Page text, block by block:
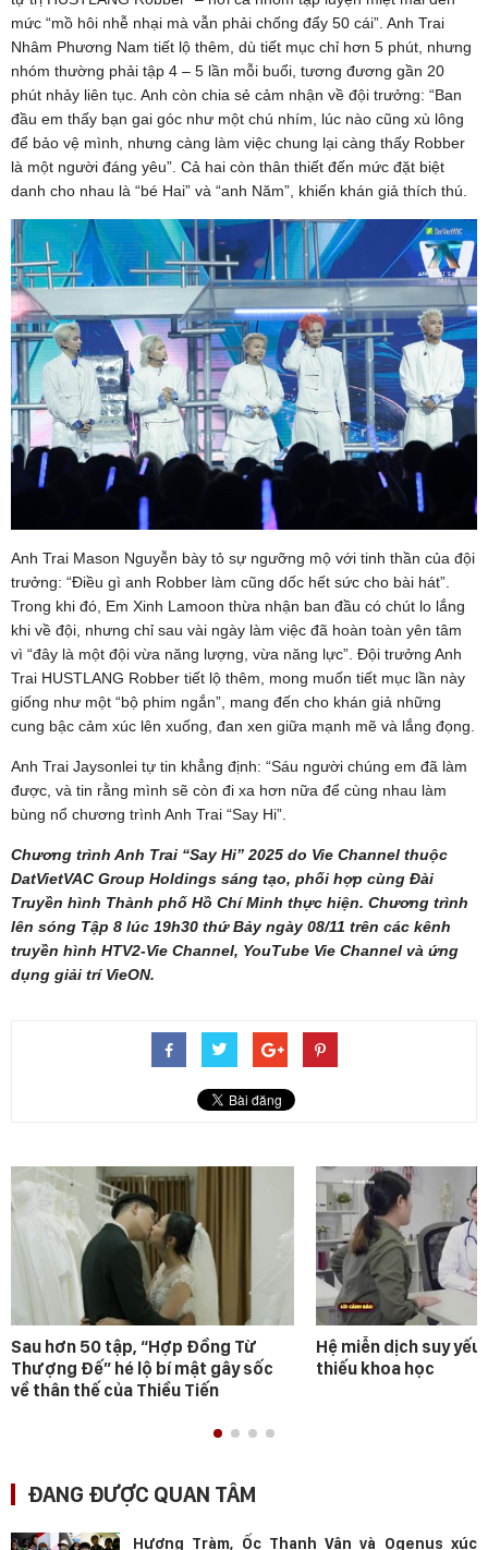
mức “mồ hôi nhễ nhại mà vẫn phải chống đẩy 50 cái”. Anh Trai
Nhâm Phương Nam tiết lộ thêm, dù tiết mục chỉ hơn 5 phút, nhưng
nhóm thường phải tập 4 – 5 lần mỗi buổi, tương đương gần 20
phút nhảy liên tục. Anh còn chia sẻ cảm nhận về đội trưởng: “Ban
đầu em thấy bạn gai góc như một chú nhím, lúc nào cũng xù lông
để bảo vệ mình, nhưng càng làm việc chung lại càng thấy Robber
là một người đáng yêu”. Cả hai còn thân thiết đến mức đặt biệt
danh cho nhau là “bé Hai” và “anh Năm”, khiến khán giả thích thú.
Anh Trai Mason Nguyễn bày tỏ sự ngưỡng mộ với tinh thần của đội
trưởng: “Điều gì anh Robber làm cũng dốc hết sức cho bài hát”.
Trong khi đó, Em Xinh Lamoon thừa nhận ban đầu có chút lo lắng
khi về đội, nhưng chỉ sau vài ngày làm việc đã hoàn toàn yên tâm
vì “đây là một đội vừa năng lượng, vừa năng lực”. Đội trưởng Anh
Trai HUSTLANG Robber tiết lộ thêm, mong muốn tiết mục lần này
giống như một “bộ phim ngắn”, mang đến cho khán giả những
cung bậc cảm xúc lên xuống, đan xen giữa mạnh mẽ và lắng đọng.
Anh Trai Jaysonlei tự tin khẳng định: “Sáu người chúng em đã làm
được, và tin rằng mình sẽ còn đi xa hơn nữa để cùng nhau làm
bùng nổ chương trình Anh Trai “Say Hi”.
Chương trình Anh Trai “Say Hi” 2025 do Vie Channel thuộc
DatVietVAC Group Holdings sáng tạo, phối hợp cùng Đài
Truyền hình Thành phố Hồ Chí Minh thực hiện. Chương trình
lên sóng Tập 8 lúc 19h30 thứ Bảy ngày 08/11 trên các kênh
truyền hình HTV2-Vie Channel, YouTube Vie Channel và ứng
dụng giải trí VieON.
Sau hơn 50 tập, “Hợp Đồng Từ
Thượng Đế” hé lộ bí mật gây sốc
về thân thế của Thiều Tiến
Hệ miễn dịch suy
thiếu khoa học
ĐANG ĐƯỢC QUAN TÂM
Hương Tràm, Ốc Thanh Vân và Ogenus xúc